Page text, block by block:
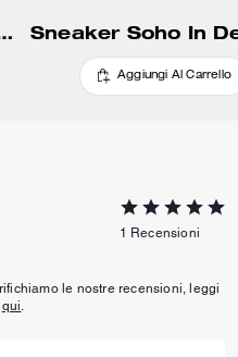
In Denim Loved
Aggiungi Al Carrello
1 Recensioni
le nostre recensioni, leggi
qui